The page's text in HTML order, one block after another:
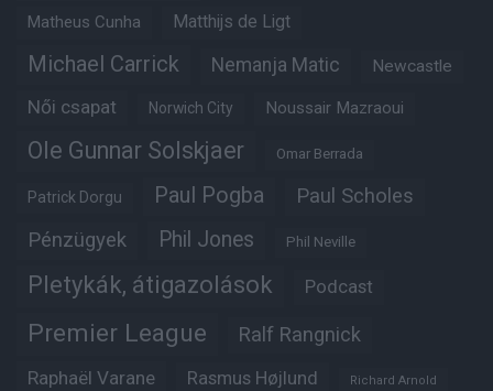
Matheus Cunha Matthijs de Ligt
Michael Carrick Nemanja Matic Newcastle
Női csapat Norwich City Noussair Mazraoui
Ole Gunnar Solskjaer Omar Berrada
Patrick Dorgu Paul Pogba Paul Scholes
Pénzügyek Phil Jones Phil Neville
Pletykák, átigazolások Podcast
Premier League Ralf Rangnick
Raphaël Varane Rasmus Højlund Richard Arnold